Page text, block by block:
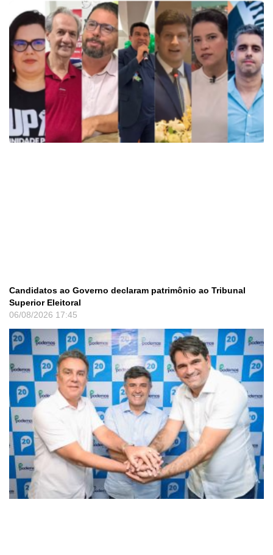
Candidatos ao Governo declaram patrimônio ao Tribunal
Superior Eleitoral
06/08/2026 17:45